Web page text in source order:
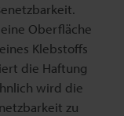
Oberfläche
Klebstoffs
die Haftung
wird die
zu